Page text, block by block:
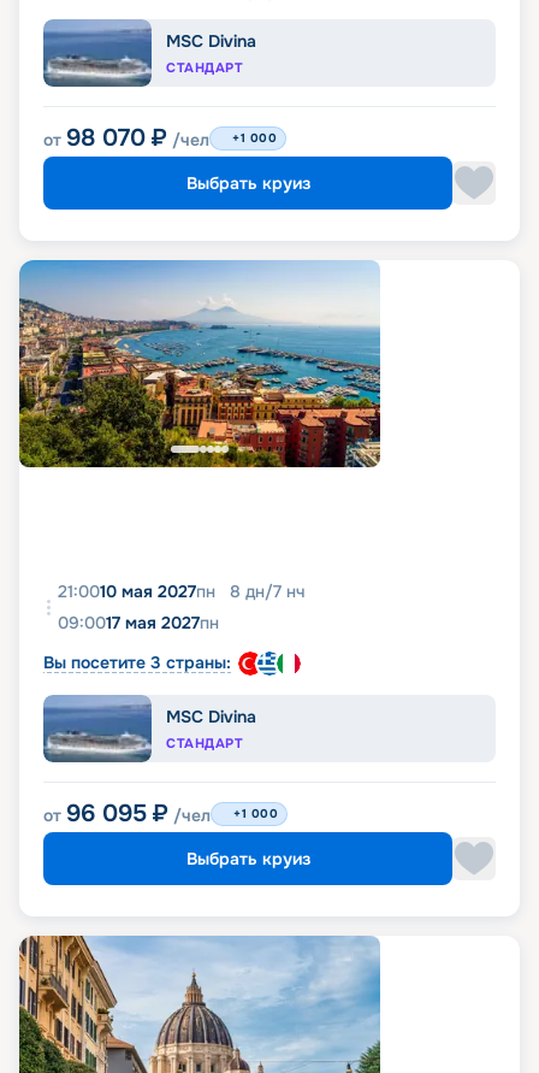
MSC Divina
СТАНДАРТ
от 98 070 ₽ /чел +1 000
Выбрать круиз
21:0010 мая 2027пн 8 дн/7 нч
09:0017 мая 2027пн
Вы посетите 3 страны:
MSC Divina
СТАНДАРТ
от 96 095 ₽ /чел +1 000
Выбрать круиз